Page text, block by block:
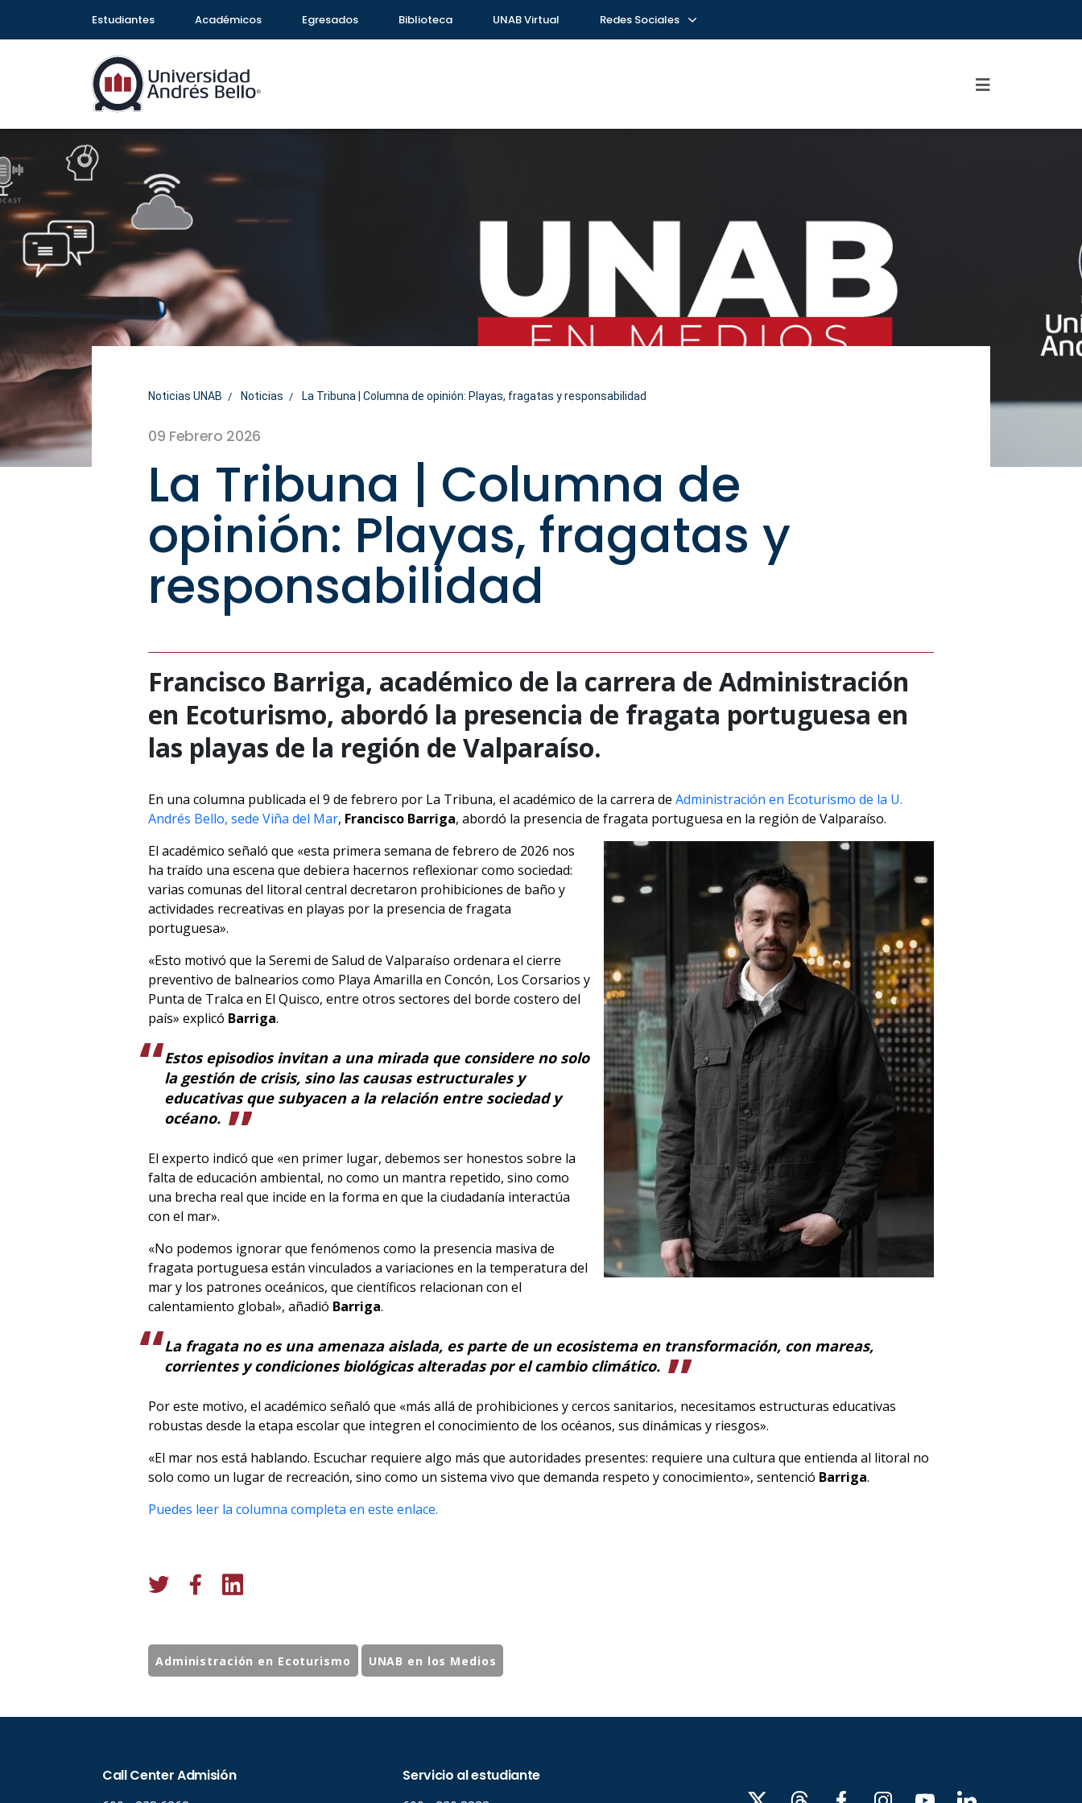
Estudiantes Académicos Egresados Biblioteca UNAB Virtual Redes Sociales
Noticias UNAB Noticias La Tribuna | Columna de opinión: Playas, fragatas y responsabilidad
09 Febrero 2026
La Tribuna | Columna de
opinión: Playas, fragatas y
responsabilidad
Francisco Barriga, académico de la carrera de Administración
en Ecoturismo, abordó la presencia de fragata portuguesa en
las playas de la región de Valparaíso.
En una columna publicada el 9 de febrero por La Tribuna, el académico de la carrera de Administración en Ecoturismo de la U.
Andrés Bello, sede Viña del Mar, Francisco Barriga, abordó la presencia de fragata portuguesa en la región de Valparaíso.
El académico señaló que «esta primera semana de febrero de 2026 nos
ha traído una escena que debiera hacernos reflexionar como sociedad:
varias comunas del litoral central decretaron prohibiciones de baño y
actividades recreativas en playas por la presencia de fragata
portuguesa».
«Esto motivó que la Seremi de Salud de Valparaíso ordenara el cierre
preventivo de balnearios como Playa Amarilla en Concón, Los Corsarios y
Punta de Tralca en El Quisco, entre otros sectores del borde costero del
país» explicó Barriga.
Estos episodios invitan a una mirada que considere no solo
la gestión de crisis, sino las causas estructurales y
educativas que subyacen a la relación entre sociedad y
océano.
El experto indicó que «en primer lugar, debemos ser honestos sobre la
falta de educación ambiental, no como un mantra repetido, sino como
una brecha real que incide en la forma en que la ciudadanía interactúa
con el mar».
«No podemos ignorar que fenómenos como la presencia masiva de
fragata portuguesa están vinculados a variaciones en la temperatura del
mar y los patrones oceánicos, que científicos relacionan con el
calentamiento global», añadió Barriga.
La fragata no es una amenaza aislada, es parte de un ecosistema en transformación, con mareas,
corrientes y condiciones biológicas alteradas por el cambio climático.
Por este motivo, el académico señaló que «más allá de prohibiciones y cercos sanitarios, necesitamos estructuras educativas
robustas desde la etapa escolar que integren el conocimiento de los océanos, sus dinámicas y riesgos».
«El mar nos está hablando. Escuchar requiere algo más que autoridades presentes: requiere una cultura que entienda al litoral no
solo como un lugar de recreación, sino como un sistema vivo que demanda respeto y conocimiento», sentenció Barriga.
Puedes leer la columna completa en este enlace.
Administración en Ecoturismo UNAB en los Medios